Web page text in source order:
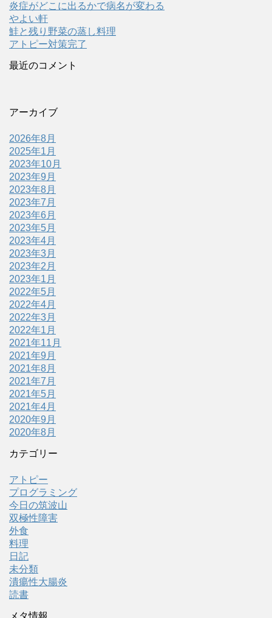
炎症がどこに出るかで病名が変わる
やよい軒
鮭と残り野菜の蒸し料理
アトピー対策完了
最近のコメント
アーカイブ
2026年8月
2025年1月
2023年10月
2023年9月
2023年8月
2023年7月
2023年6月
2023年5月
2023年4月
2023年3月
2023年2月
2023年1月
2022年5月
2022年4月
2022年3月
2022年1月
2021年11月
2021年9月
2021年8月
2021年7月
2021年5月
2021年4月
2020年9月
2020年8月
カテゴリー
アトピー
プログラミング
今日の筑波山
双極性障害
外食
料理
日記
未分類
潰瘍性大腸炎
読書